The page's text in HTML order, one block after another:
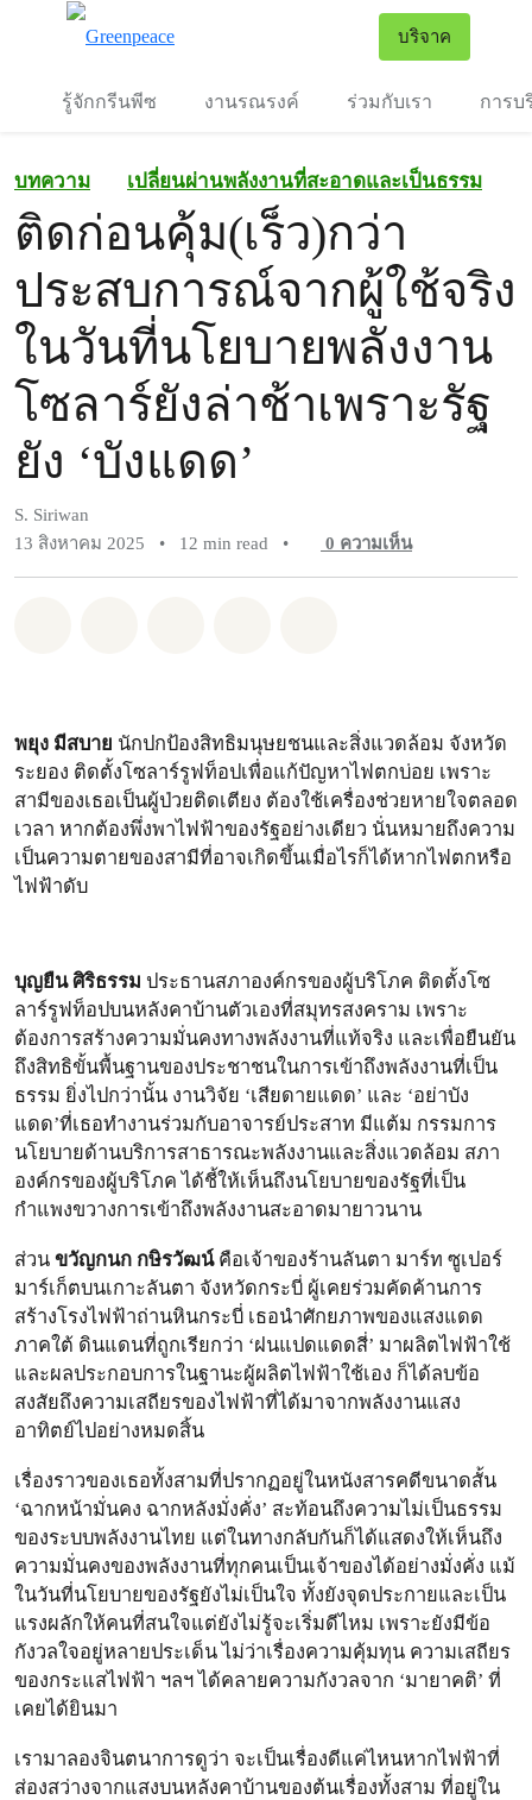
บริจาค
รู้จักกรีนพีซ งานรณรงค์ ร่วมกับเรา การบ
บทความ เปลี่ยนผ่านพลังงานที่สะอาดและเป็นธรรม
ติดก่อนคุ้ม(เร็ว)กว่า
ประสบการณ์จากผู้ใช้จริง
ในวันที่นโยบายพลังงาน
โซลาร์ยังล่าช้าเพราะรัฐ
ยัง ‘บังแดด’
S. Siriwan
13 สิงหาคม 2025
• 12 min read • 0 ความเห็น
พยุง มีสบาย นักปกป้องสิทธิมนุษยชนและสิ่งแวดล้อม จังหวัด
ระยอง ติดตั้งโซลาร์รูฟท็อปเพื่อแก้ปัญหาไฟตกบ่อย เพราะ
สามีของเธอเป็นผู้ป่วยติดเตียง ต้องใช้เครื่องช่วยหายใจตลอด
เวลา หากต้องพึ่งพาไฟฟ้าของรัฐอย่างเดียว นั่นหมายถึงความ
เป็นความตายของสามีที่อาจเกิดขึ้นเมื่อไรก็ได้หากไฟตกหรือ
ไฟฟ้าดับ
บุญยืน ศิริธรรม ประธานสภาองค์กรของผู้บริโภค ติดตั้งโซ
ลาร์รูฟท็อปบนหลังคาบ้านตัวเองที่สมุทรสงคราม เพราะ
ต้องการสร้างความมั่นคงทางพลังงานที่แท้จริง และเพื่อยืนยัน
ถึงสิทธิขั้นพื้นฐานของประชาชนในการเข้าถึงพลังงานที่เป็น
ธรรม ยิ่งไปกว่านั้น งานวิจัย ‘เสียดายแดด’ และ ‘อย่าบัง
แดด’ที่เธอทำงานร่วมกับอาจารย์ประสาท มีแต้ม กรรมการ
นโยบายด้านบริการสาธารณะพลังงานและสิ่งแวดล้อม สภา
องค์กรของผู้บริโภค ได้ชี้ให้เห็นถึงนโยบายของรัฐที่เป็น
กำแพงขวางการเข้าถึงพลังงานสะอาดมายาวนาน
ส่วน ขวัญกนก กษิรวัฒน์คือเจ้าของร้านลันตา มาร์ท ซูเปอร์
มาร์เก็ตบนเกาะลันตา จังหวัดกระบี่ ผู้เคยร่วมคัดค้านการ
สร้างโรงไฟฟ้าถ่านหินกระบี่ เธอนำศักยภาพของแสงแดด
ภาคใต้ ดินแดนที่ถูกเรียกว่า ‘ฝนแปดแดดสี่’ มาผลิตไฟฟ้าใช้
และผลประกอบการในฐานะผู้ผลิตไฟฟ้าใช้เอง ก็ได้ลบข้อ
สงสัยถึงความเสถียรของไฟฟ้าที่ได้มาจากพลังงานแสง
อาทิตย์ไปอย่างหมดสิ้น
เรื่องราวของเธอทั้งสามที่ปรากฏอยู่ในหนังสารคดีขนาดสั้น
‘ฉากหน้ามั่นคง ฉากหลังมั่งคั่ง’ สะท้อนถึงความไม่เป็นธรรม
ของระบบพลังงานไทย แต่ในทางกลับกันก็ได้แสดงให้เห็นถึง
ความมั่นคงของพลังงานที่ทุกคนเป็นเจ้าของได้อย่างมั่งคั่ง แม้
ในวันที่นโยบายของรัฐยังไม่เป็นใจ ทั้งยังจุดประกายและเป็น
แรงผลักให้คนที่สนใจแต่ยังไม่รู้จะเริ่มดีไหม เพราะยังมีข้อ
กังวลใจอยู่หลายประเด็น ไม่ว่าเรื่องความคุ้มทุน ความเสถียร
ของกระแสไฟฟ้า ฯลฯ ได้คลายความกังวลจาก ‘มายาคติ’ ที่
เคยได้ยินมา
เรามาลองจินตนาการดูว่า จะเป็นเรื่องดีแค่ไหนหากไฟฟ้าที่
ส่องสว่างจากแสงบนหลังคาบ้านของต้นเรื่องทั้งสาม ที่อยู่ใน